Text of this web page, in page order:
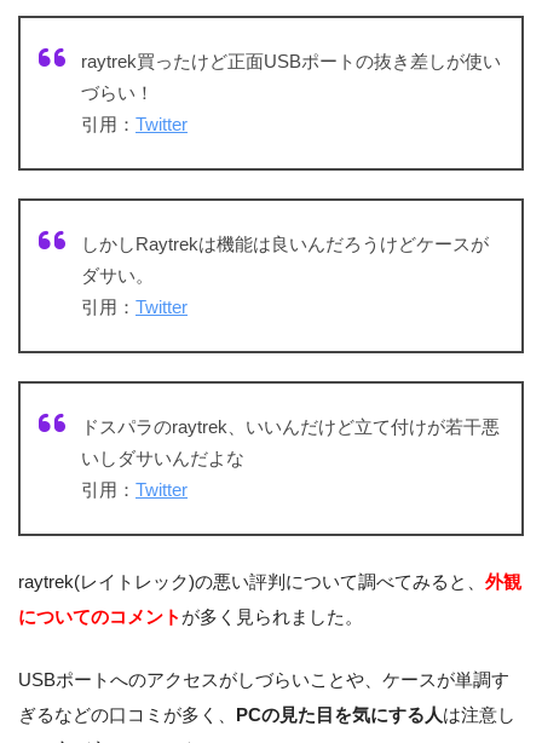
raytrek買ったけど正面USBポートの抜き差しが使い
づらい！
引用： Twitter
しかしRaytrekは機能は良いんだろうけどケースが
ダサい。
引用： Twitter
ドスパラのraytrek、いいんだけど立て付けが若干悪
いしダサいんだよな
引用： Twitter
raytrek(レイトレック)の悪い評判について調べてみると、 外観
についてのコメント が多く見られました。
USBポートへのアクセスがしづらいことや、ケースが単調す
ぎるなどの口コミが多く、 PCの見た目を気にする人は注意し